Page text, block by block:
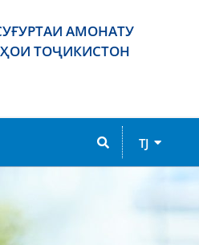
АМОНАТУ
ТОҶИКИСТОН
TJ
EN